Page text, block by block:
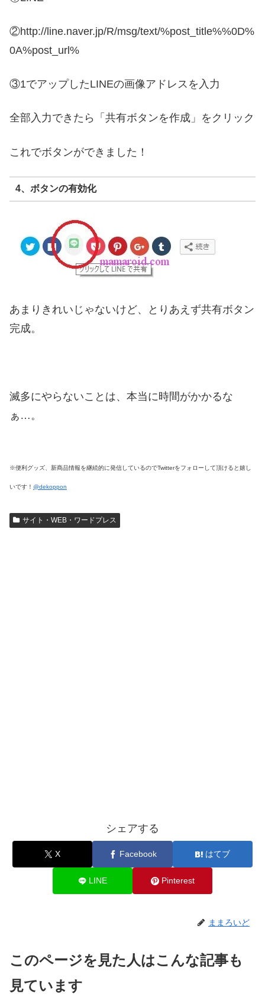
②http://line.naver.jp/R/msg/text/%post_title%%0D%
0A%post_url%
③1でアップしたLINEの画像アドレスを入力
全部入力できたら「共有ボタンを作成」をクリック
これでボタンができました！
4、ボタンの有効化
あまりきれいじゃないけど、とりあえず共有ボタン
完成。
滅多にやらないことは、本当に時間がかかるな
ぁ…。
※便利グッズ、新商品情報を継続的に発信しているのでTwitterをフォローして頂けると嬉し
いです！ @dekoppon
サイト・WEB・ワードプレス
シェアする
X Facebook はてブ
LINE Pinterest
ままろいど
このページを見た人はこんな記事も
見ています